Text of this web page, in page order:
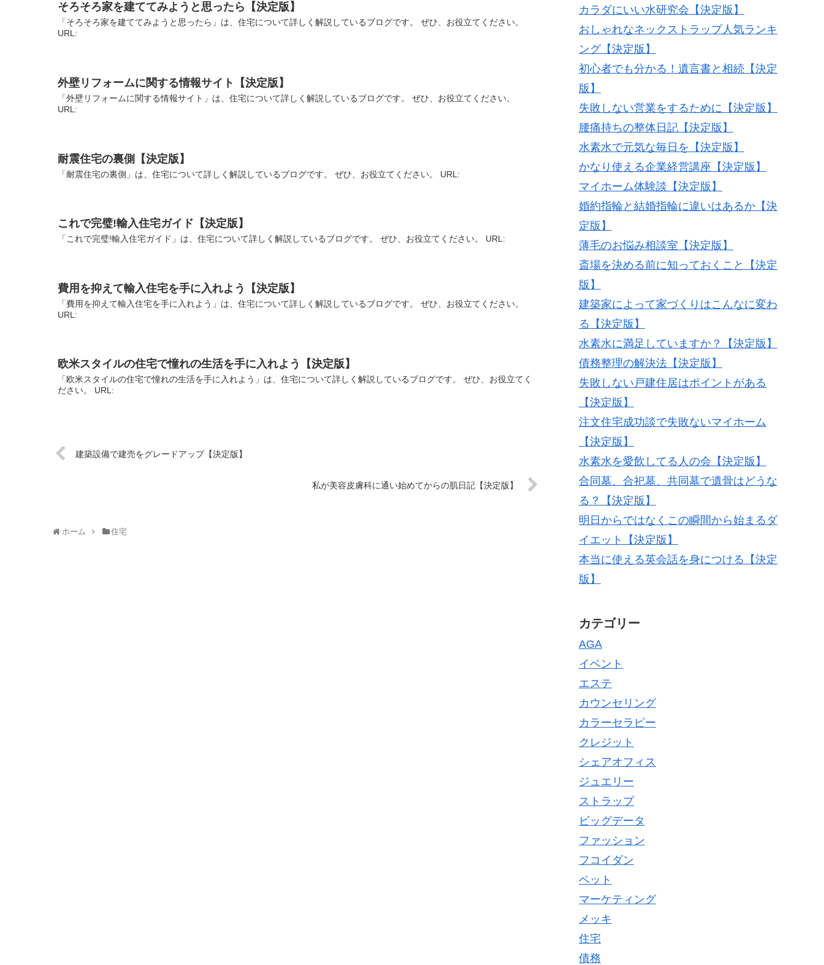
そろそろ家を建ててみようと思ったら【決定版】
「そろそろ家を建ててみようと思ったら」は、住宅について詳しく解説しているブログです。 ぜひ、お役立てください。
URL:
外壁リフォームに関する情報サイト【決定版】
「外壁リフォームに関する情報サイト」は、住宅について詳しく解説しているブログです。 ぜひ、お役立てください。
URL:
耐震住宅の裏側【決定版】
「耐震住宅の裏側」は、住宅について詳しく解説しているブログです。 ぜひ、お役立てください。 URL:
これで完璧!輸入住宅ガイド【決定版】
「これで完璧!輸入住宅ガイド」は、住宅について詳しく解説しているブログです。 ぜひ、お役立てください。 URL:
費用を抑えて輸入住宅を手に入れよう【決定版】
「費用を抑えて輸入住宅を手に入れよう」は、住宅について詳しく解説しているブログです。 ぜひ、お役立てください。
URL:
欧米スタイルの住宅で憧れの生活を手に入れよう【決定版】
「欧米スタイルの住宅で憧れの生活を手に入れよう」は、住宅について詳しく解説しているブログです。 ぜひ、お役立てく
ださい。 URL:
建築設備で建売をグレードアップ【決定版】
私が美容皮膚科に通い始めてからの肌日記【決定版】
ホーム 住宅
カラダにいい水研究会【決定版】
おしゃれなネックストラップ人気ランキ
ング【決定版】
初心者でも分かる！遺言書と相続【決定
版】
失敗しない営業をするために【決定版】
腰痛持ちの整体日記【決定版】
水素水で元気な毎日を【決定版】
かなり使える企業経営講座【決定版】
マイホーム体験談【決定版】
婚約指輪と結婚指輪に違いはあるか【決
定版】
薄毛のお悩み相談室【決定版】
斎場を決める前に知っておくこと【決定
版】
建築家によって家づくりはこんなに変わ
る【決定版】
水素水に満足していますか？【決定版】
債務整理の解決法【決定版】
失敗しない戸建住居はポイントがある
【決定版】
注文住宅成功談で失敗ないマイホーム
【決定版】
水素水を愛飲してる人の会【決定版】
合同墓、合祀墓、共同墓で遺骨はどうな
る？【決定版】
明日からではなくこの瞬間から始まるダ
イエット【決定版】
本当に使える英会話を身につける【決定
版】
カテゴリー
AGA
イベント
エステ
カウンセリング
カラーセラピー
クレジット
シェアオフィス
ジュエリー
ストラップ
ビッグデータ
ファッション
フコイダン
ペット
マーケティング
メッキ
住宅
債務